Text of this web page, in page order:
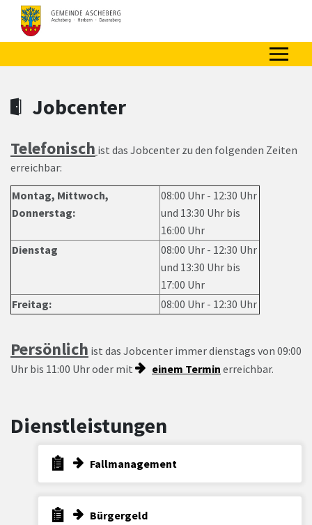
Zum Header
Zum Hauptinhalt
Zum Footer
Zum Hauptinhalt springen
Jobcenter
Telefonisch ist das Jobcenter zu den folgenden Zeiten
erreichbar:
Montag, Mittwoch,
Donnerstag:
08:00 Uhr - 12:30 Uhr
und 13:30 Uhr bis
16:00 Uhr
Dienstag
08:00 Uhr - 12:30 Uhr
und 13:30 Uhr bis
17:00 Uhr
Freitag:
08:00 Uhr - 12:30 Uhr
Persönlich ist das Jobcenter immer dienstags von 09:00
Uhr bis 11:00 Uhr oder mit
einem Termin erreichbar.
Dienstleistungen
Fallmanagement
Bürgergeld